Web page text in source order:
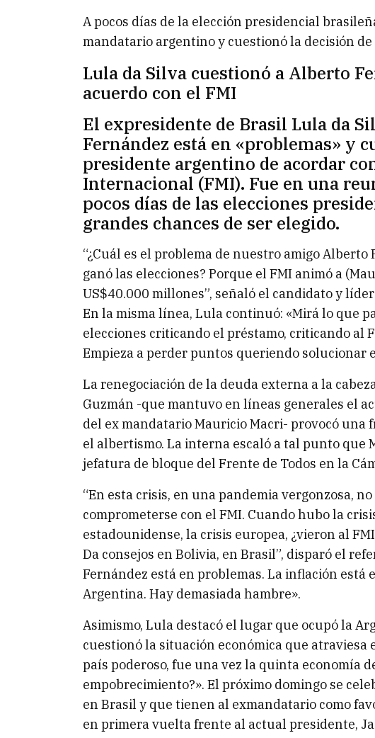
A pocos días de la elección presidencial
mandatario argentino y cuestionó la decisión
Lula da Silva cuestionó a Alberto
acuerdo con el FMI
El expresidente de Brasil Lula da
Fernández está en «problemas» y
presidente argentino de acordar
Internacional (FMI). Fue en una
pocos días de las elecciones
grandes chances de ser elegido.
“¿Cuál es el problema de nuestro amigo
ganó las elecciones? Porque el FMI animó a
US$40.000 millones”, señaló el candidato y
En la misma línea, Lula continuó: «Mirá lo que
elecciones criticando el préstamo, criticando al
Empieza a perder puntos queriendo solucionar
La renegociación de la deuda externa a la
Guzmán -que mantuvo en líneas generales el
del ex mandatario Mauricio Macri- provocó
el albertismo. La interna escaló a tal punto que
jefatura de bloque del Frente de Todos en la
“En esta crisis, en una pandemia vergonzosa,
comprometerse con el FMI. Cuando hubo la
estadounidense, la crisis europea, ¿vieron al
Da consejos en Bolivia, en Brasil”, disparó el
Fernández está en problemas. La inflación está
Argentina. Hay demasiada hambre».
Asimismo, Lula destacó el lugar que ocupó la
cuestionó la situación económica que atraviesa
país poderoso, fue una vez la quinta economía
empobrecimiento?». El próximo domingo se
en Brasil y que tienen al exmandatario como
en primera vuelta frente al actual presidente,